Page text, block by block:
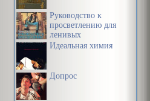
Руководство к
просветлению для
ленивых
Идеальная химия
Допрос